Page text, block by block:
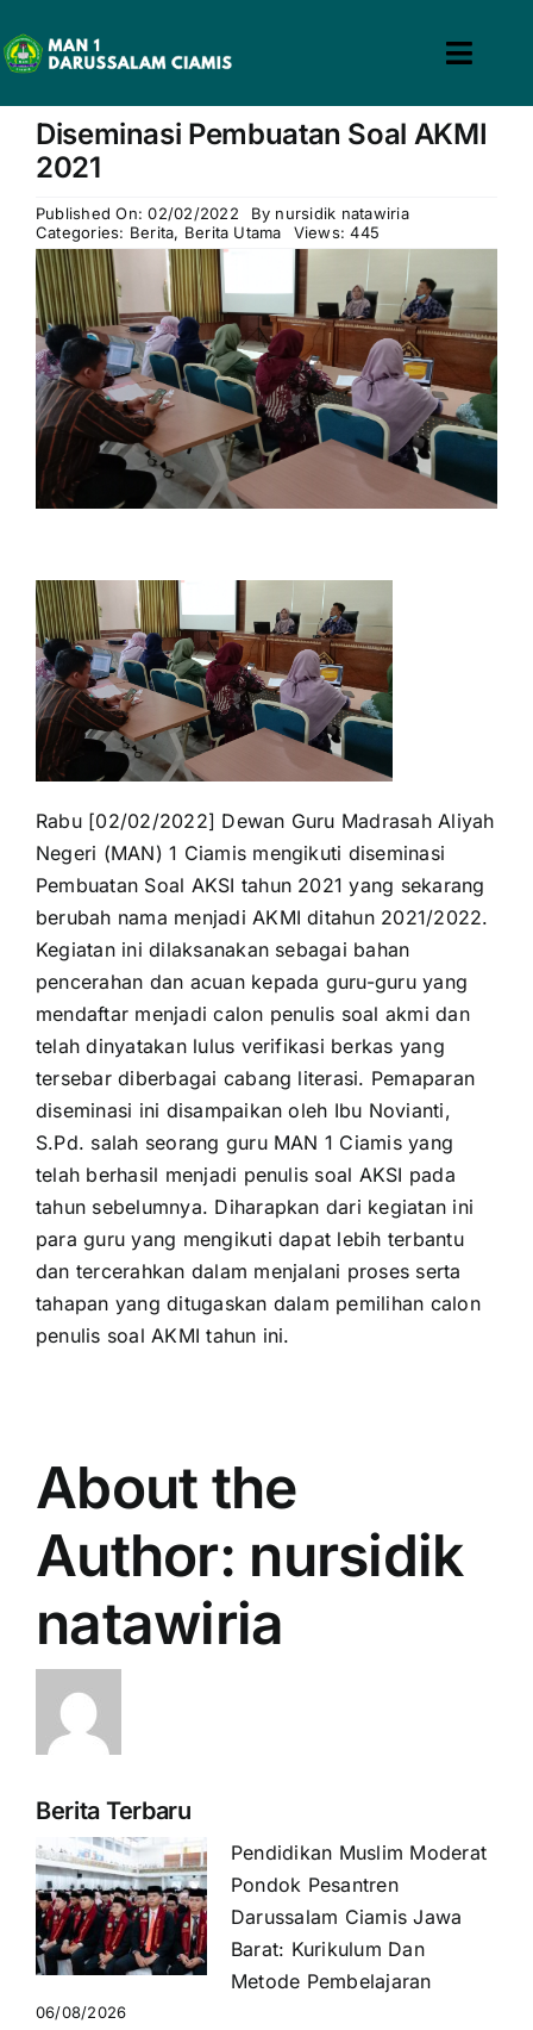
to
content
Home
Profil
Guru & Tenaga Kependidikan
Calon Siswa
Berita
Hubungi Kami
Diseminasi Pembuatan Soal AKMI
2021
Published On: 02/02/2022 By nursidik natawiria
Categories: Berita, Berita Utama Views: 445
Rabu [02/02/2022] Dewan Guru Madrasah Aliyah
Negeri (MAN) 1 Ciamis mengikuti diseminasi
Pembuatan Soal AKSI tahun 2021 yang sekarang
berubah nama menjadi AKMI ditahun 2021/2022.
Kegiatan ini dilaksanakan sebagai bahan
pencerahan dan acuan kepada guru-guru yang
mendaftar menjadi calon penulis soal akmi dan
telah dinyatakan lulus verifikasi berkas yang
tersebar diberbagai cabang literasi. Pemaparan
diseminasi ini disampaikan oleh Ibu Novianti,
S.Pd. salah seorang guru MAN 1 Ciamis yang
telah berhasil menjadi penulis soal AKSI pada
tahun sebelumnya. Diharapkan dari kegiatan ini
para guru yang mengikuti dapat lebih terbantu
dan tercerahkan dalam menjalani proses serta
tahapan yang ditugaskan dalam pemilihan calon
penulis soal AKMI tahun ini.
About the
Author: nursidik
natawiria
Berita Terbaru
Pendidikan Muslim Moderat
Pondok Pesantren
Darussalam Ciamis Jawa
Barat: Kurikulum Dan
Metode Pembelajaran
06/08/2026